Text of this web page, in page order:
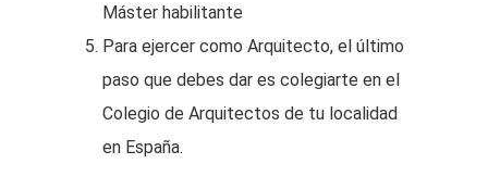
Máster habilitante
Para ejercer como Arquitecto, el último
paso que debes dar es colegiarte en el
Colegio de Arquitectos de tu localidad
en España.